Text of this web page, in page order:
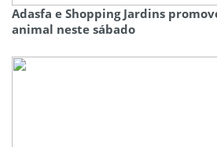
Adasfa e Shopping Jardins
animal neste sábado